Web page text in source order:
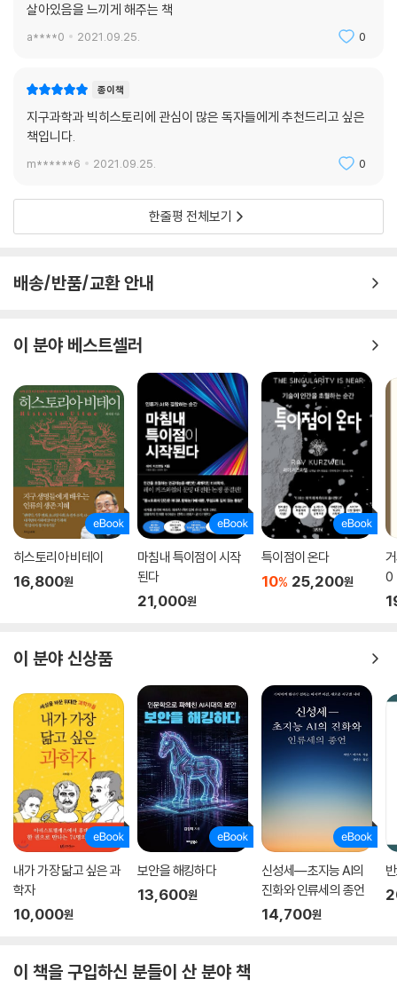
살아있음을 느끼게 해주는 책
a****0 2021.09.25. 0
종이책
지구과학과 빅히스토리에 관심이 많은 독자들에게 추천드리고 싶은
책입니다.
m******6 2021.09.25. 0
한줄평 전체보기
배송/반품/교환 안내
이 분야 베스트셀러
히스토리아 비테이
16,800원
마침내 특이점이 시작
된다
21,000원
특이점이 온다
10% 25,200원
0
이 분야 신상품
내가 가장 닮고 싶은 과
학자
10,000원
보안을 해킹하다
13,600원
신성세―초지능 AI의
진화와 인류세의 종언
14,700원
이 책을 구입하신 분들이 산 분야 책